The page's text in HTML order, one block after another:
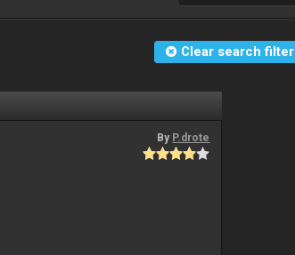
Clear search filter
By P.drote